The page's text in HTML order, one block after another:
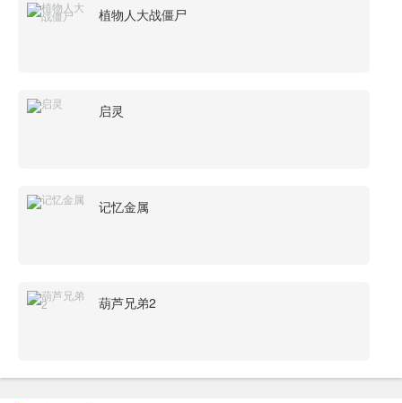
植物人大战僵尸
启灵
记忆金属
葫芦兄弟2